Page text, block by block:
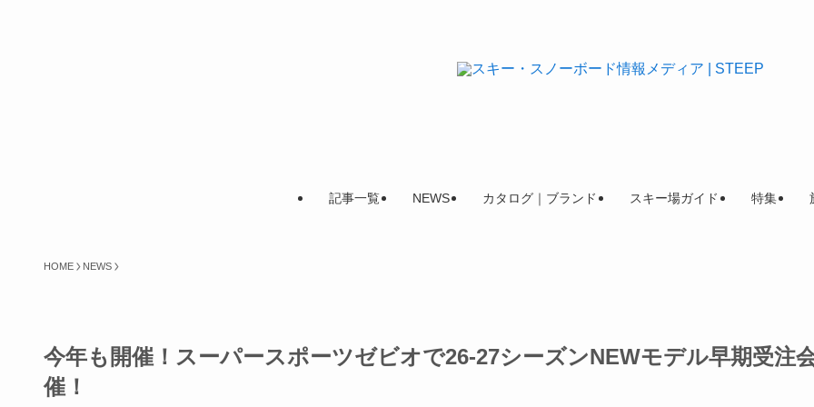
記事一覧 NEWS カタログ｜ブランド スキー場ガイド 特集
HOME NEWS
今年も開催！スーパースポーツゼビオで26-27シーズンNEWモデル早期受注
催！